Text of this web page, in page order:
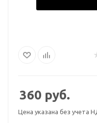
360 руб.
Цена указана без учета